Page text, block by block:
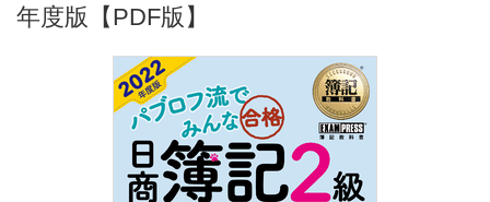
年度版【PDF版】